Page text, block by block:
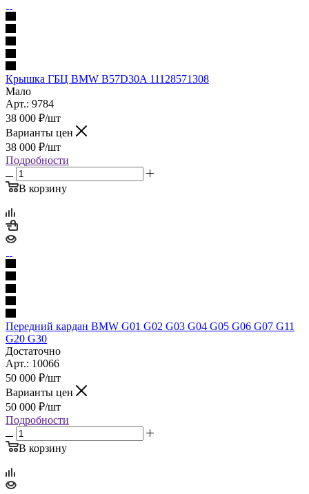
Крышка ГБЦ BMW B57D30A 11128571308
Мало
Арт.: 9784
38 000 ₽/шт
Варианты цен
38 000 ₽/шт
Подробности
В корзину
Передний кардан BMW G01 G02 G03 G04 G05 G06 G07 G11
G20 G30
Достаточно
Арт.: 10066
50 000 ₽/шт
Варианты цен
50 000 ₽/шт
Подробности
В корзину